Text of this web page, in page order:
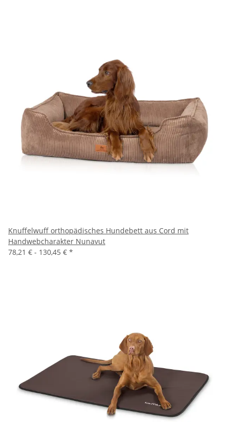
Knuffelwuff orthopädisches Hundebett aus Cord mit
Handwebcharakter Nunavut
78,21 € - 130,45 € *